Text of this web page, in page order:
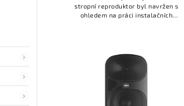
stropní reproduktor byl navržen s
ohledem na práci instalačních